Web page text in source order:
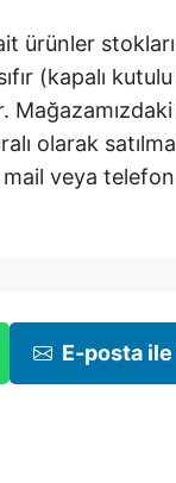
ürünler
(kapalı
olarak
mail veya
E-posta